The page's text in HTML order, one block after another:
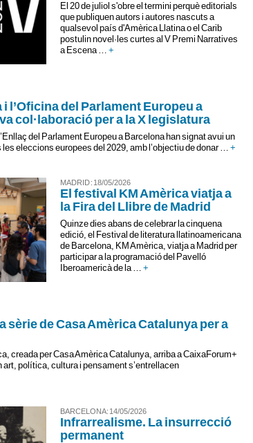
El 20 de juliol s'obre el termini perquè editorials
que publiquen autors i autores nascuts a
qualsevol país d'Amèrica Llatina o el Carib
postulin novel·les curtes al V Premi Narratives
a Escena … +
l’Oficina del Parlament Europeu a
col·laboració per a la X legislatura
del Parlament Europeu a Barcelona han signat avui un
eleccions europees del 2029, amb l’objectiu de donar … +
MADRID : 18/05/2026
El festival KM Amèrica viatja a
la Fira del Llibre de Madrid
Quinze dies abans de celebrar la cinquena
edició, el Festival de literatura llatinoamericana
de Barcelona, KM Amèrica, viatja a Madrid per
participar a la programació del Pavelló
Iberoamericà de la … +
sèrie de Casa Amèrica Catalunya per a
creada per Casa Amèrica Catalunya, arriba a CaixaForum+
política, cultura i pensament s’entrellacen
BARCELONA : 14/05/2026
Infrarrealisme. La insurrecció
permanent